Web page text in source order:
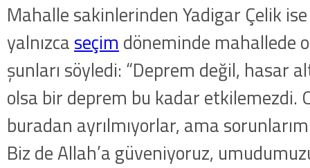
Mahalle sakinlerinden Yadigar Çelik
yalnızca seçim döneminde mahallede
şunları söyledi: “Deprem değil, hasar
olsa bir deprem bu kadar etkilemezdi.
buradan ayrılmıyorlar, ama
Biz de Allah’a güveniyoruz,